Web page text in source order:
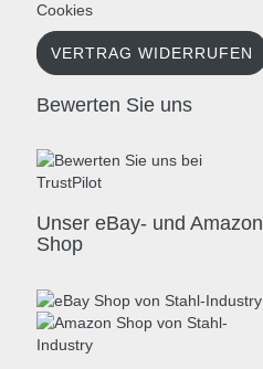
Cookies
VERTRAG WIDERRUFEN
Bewerten Sie uns
Unser eBay- und Amazon
Shop